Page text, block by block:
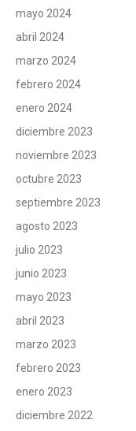
mayo 2024
abril 2024
marzo 2024
febrero 2024
enero 2024
diciembre 2023
noviembre 2023
octubre 2023
septiembre 2023
agosto 2023
julio 2023
junio 2023
mayo 2023
abril 2023
marzo 2023
febrero 2023
enero 2023
diciembre 2022